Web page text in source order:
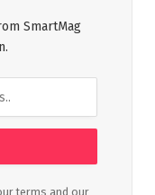
SmartMag
terms and our